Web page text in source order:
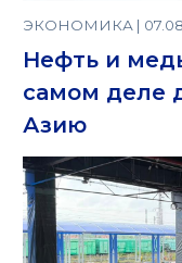
ЭКОНОМИКА |
Нефть и
самом деле
Азию